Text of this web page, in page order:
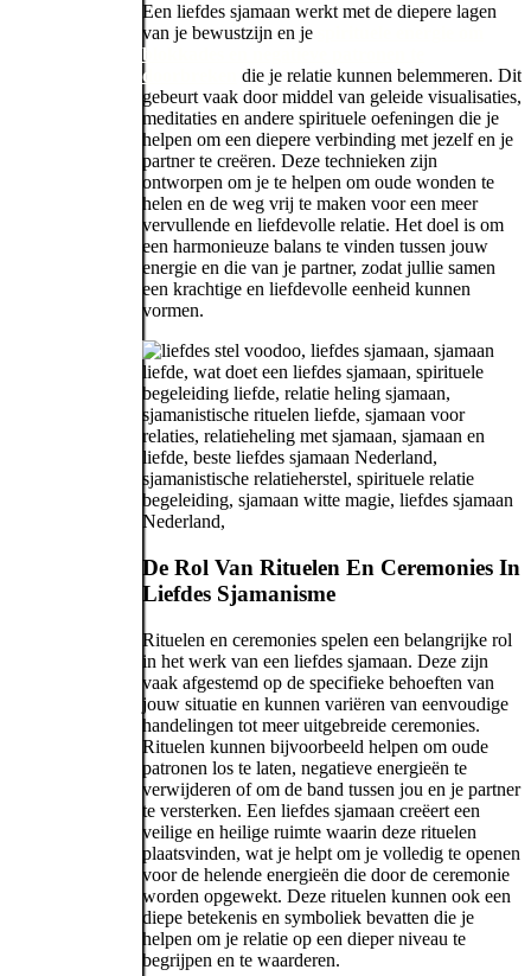
Een liefdes sjamaan werkt met de diepere lagen
van je bewustzijn en je
blokkades en negatieve patronen te
doorbreken
die je relatie kunnen belemmeren. Dit
gebeurt vaak door middel van geleide visualisaties,
meditaties en andere spirituele oefeningen die je
helpen om een diepere verbinding met jezelf en je
partner te creëren. Deze technieken zijn
ontworpen om je te helpen om oude wonden te
helen en de weg vrij te maken voor een meer
vervullende en liefdevolle relatie. Het doel is om
een harmonieuze balans te vinden tussen jouw
energie en die van je partner, zodat jullie samen
een krachtige en liefdevolle eenheid kunnen
vormen.
De Rol Van Rituelen En Ceremonies In
Liefdes Sjamanisme
Rituelen en ceremonies spelen een belangrijke rol
in het werk van een liefdes sjamaan. Deze zijn
vaak afgestemd op de specifieke behoeften van
jouw situatie en kunnen variëren van eenvoudige
handelingen tot meer uitgebreide ceremonies.
Rituelen kunnen bijvoorbeeld helpen om oude
patronen los te laten, negatieve energieën te
verwijderen of om de band tussen jou en je partner
te versterken. Een liefdes sjamaan creëert een
veilige en heilige ruimte waarin deze rituelen
plaatsvinden, wat je helpt om je volledig te openen
voor de helende energieën die door de ceremonie
worden opgewekt. Deze rituelen kunnen ook een
diepe betekenis en symboliek bevatten die je
helpen om je relatie op een dieper niveau te
begrijpen en te waarderen.